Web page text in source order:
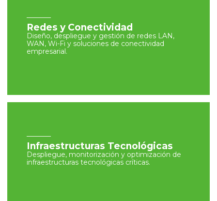
Redes y Conectividad
Diseño, despliegue y gestión de redes LAN,
WAN, Wi-Fi y soluciones de conectividad
empresarial.
Infraestructuras Tecnológicas
Despliegue, monitorización y optimización de
infraestructuras tecnológicas críticas.